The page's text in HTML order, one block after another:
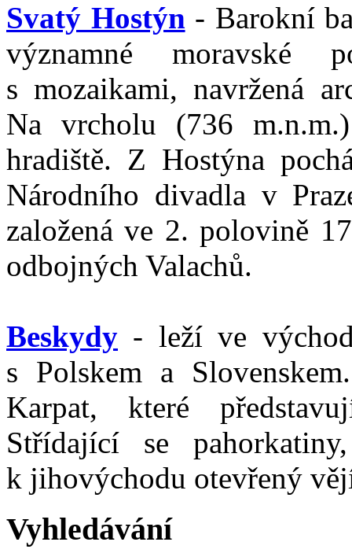
Svatý Hostýn - Barokní
významné moravské
s mozaikami, navržená
Na vrcholu (736
hradiště. Z Hostýna
Národního divadla v
založená ve 2. polovině
odbojných Valachů.
Beskydy - leží ve
s Polskem a
Karpat, které
Střídající se
k jihovýchodu otevřený
Vyhledávání